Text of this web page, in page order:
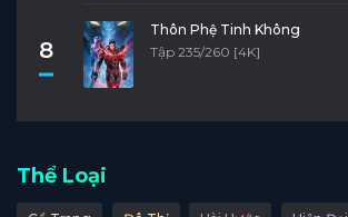
8
Thôn Phệ Tinh Không
Tập 235/260 [4K]
Thể Loại